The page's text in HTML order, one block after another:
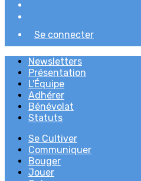
Se connecter
Newsletters
Présentation
L'Équipe
Adhérer
Bénévolat
Statuts
Se Cultiver
Communiquer
Bouger
Jouer